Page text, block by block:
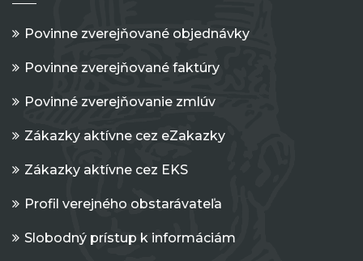
Povinne zverejňované objednávky
Povinne zverejňované faktúry
Povinné zverejňovanie zmlúv
Zákazky aktívne cez eZakazky
Zákazky aktívne cez EKS
Profil verejného obstarávateľa
Slobodný prístup k informáciám